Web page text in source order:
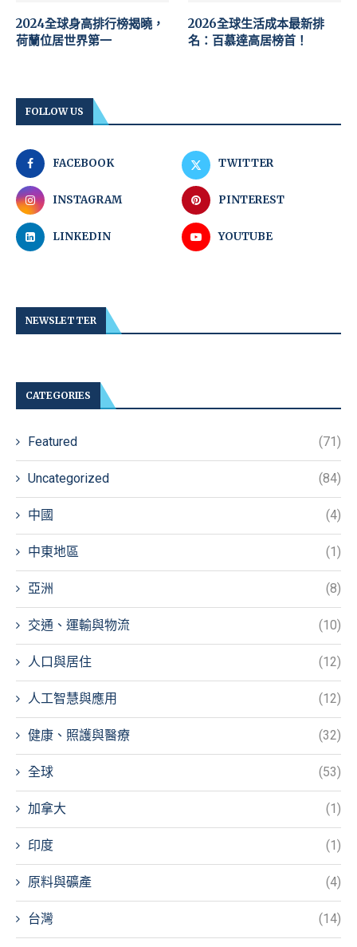
2024全球身高排行榜揭曉，
荷蘭位居世界第一
2026全球生活成本最新排
名：百慕達高居榜首！
FOLLOW US
FACEBOOK TWITTER
INSTAGRAM PINTEREST
LINKEDIN YOUTUBE
NEWSLETTER
CATEGORIES
Featured (71)
Uncategorized (84)
中國 (4)
中東地區 (1)
亞洲 (8)
交通、運輸與物流 (10)
人口與居住 (12)
人工智慧與應用 (12)
健康、照護與醫療 (32)
全球 (53)
加拿大 (1)
印度 (1)
原料與礦產 (4)
台灣 (14)